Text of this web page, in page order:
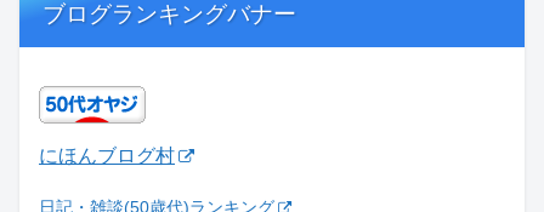
ブログランキングバナー
にほんブログ村
日記・雑談(50歳代)ランキング